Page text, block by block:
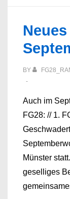
BY
Auch im
FG28: // 1.
Münster
geselliges